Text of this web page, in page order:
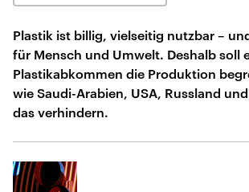
Plastik ist billig, vielseitig nutzbar –
für Mensch und Umwelt. Deshalb soll
Plastikabkommen die Produktion
wie Saudi-Arabien, USA, Russland
das verhindern.